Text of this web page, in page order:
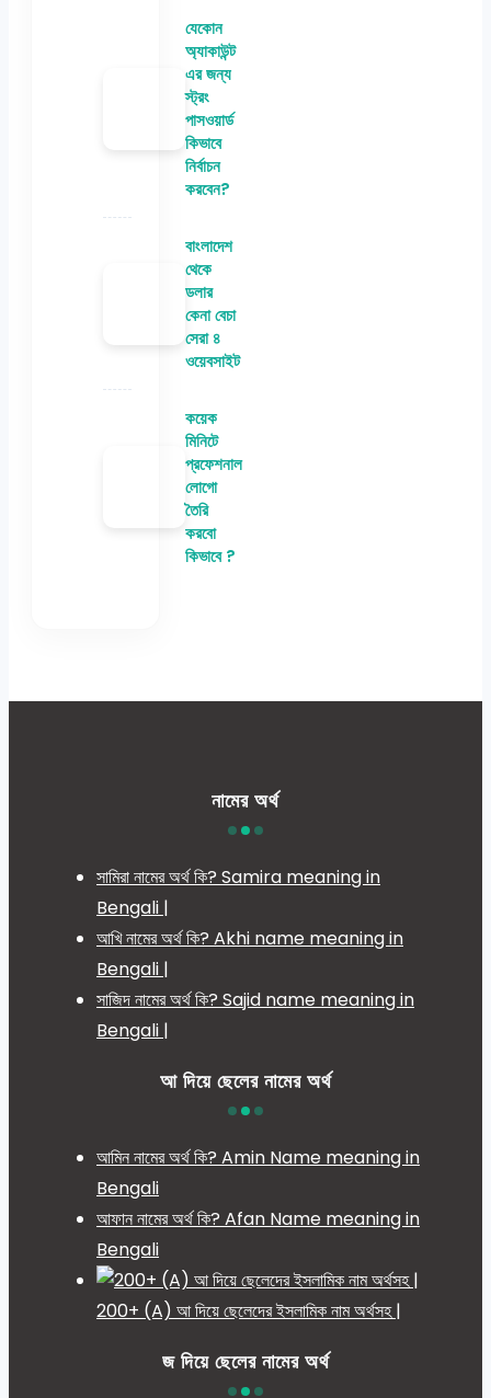
যেকোন
অ্যাকাউন্ট
এর জন্য
স্ট্রং
পাসওয়ার্ড
কিভাবে
নির্বাচন
করবেন?
বাংলাদেশ
থেকে
ডলার
কেনা বেচা
সেরা ৪
ওয়েবসাইট
কয়েক
মিনিটে
প্রফেশনাল
লোগো
তৈরি
করবো
কিভাবে ?
নামের অর্থ
সামিরা নামের অর্থ কি? Samira meaning in
Bengali |
আখি নামের অর্থ কি? Akhi name meaning in
Bengali |
সাজিদ নামের অর্থ কি? Sajid name meaning in
Bengali |
আ দিয়ে ছেলের নামের অর্থ
আমিন নামের অর্থ কি? Amin Name meaning in
Bengali
আফান নামের অর্থ কি? Afan Name meaning in
Bengali
200+ (A) আ দিয়ে ছেলেদের ইসলামিক নাম অর্থসহ |
জ দিয়ে ছেলের নামের অর্থ